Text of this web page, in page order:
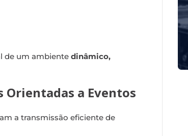
de um ambiente dinâmico,
a Eventos
a transmissão eficiente de